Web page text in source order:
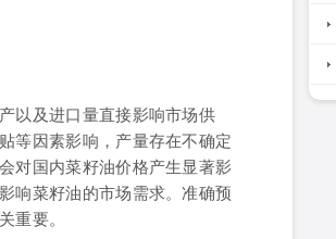
以及进口量直接影响市场供
等因素影响，产量存在不确定
对国内菜籽油价格产生显著影
响菜籽油的市场需求。准确预
重要。